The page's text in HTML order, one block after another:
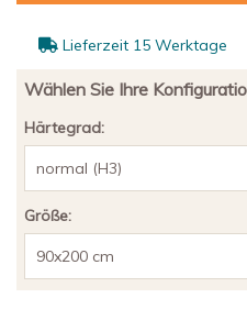
Lieferzeit 15 Werktage
Wählen Sie Ihre
Härtegrad:
Größe: